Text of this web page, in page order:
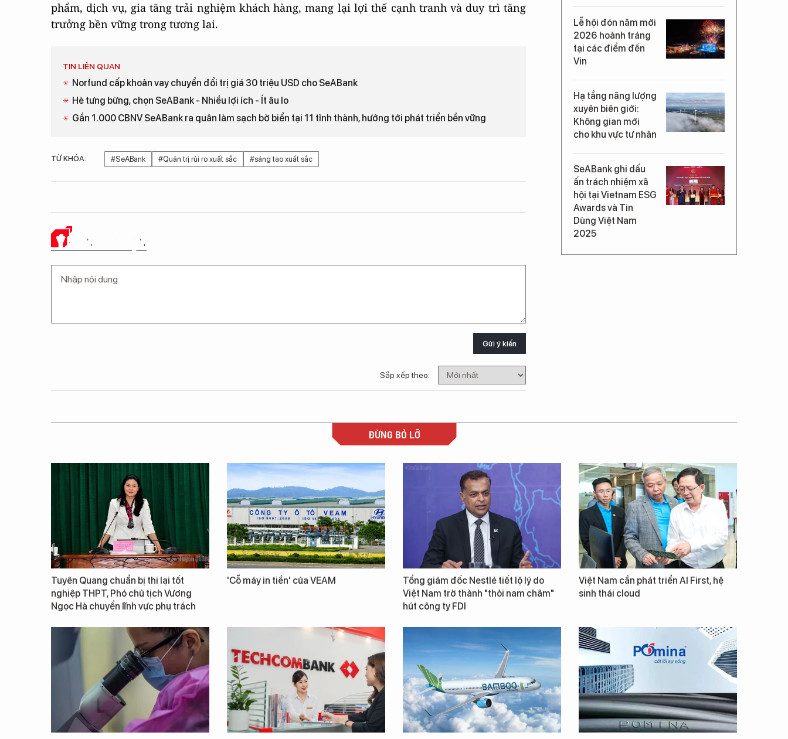
phẩm, dịch vụ, gia tăng trải nghiệm khách hàng, mang lại lợi thế cạnh tranh và duy trì tăng
trưởng bền vững trong tương lai.
TIN LIÊN QUAN
Norfund cấp khoản vay chuyển đổi trị giá 30 triệu USD cho SeABank
Hè tưng bừng, chọn SeABank - Nhiều lợi ích - Ít âu lo
Gần 1.000 CBNV SeABank ra quân làm sạch bờ biển tại 11 tỉnh thành, hướng tới phát triển bền vững
TỪ KHÓA: #SeABank #Quản trị rủi ro xuất sắc #sáng tạo xuất sắc
Ý KIẾN CỦA BẠN
Gửi ý kiến
Sắp xếp theo:
Lễ hội đón năm mới
2026 hoành tráng
tại các điểm đến
Vin
Hạ tầng năng lượng
xuyên biên giới:
Không gian mới
cho khu vực tư nhân
SeABank ghi dấu
ấn trách nhiệm xã
hội tại Vietnam ESG
Awards và Tin
Dùng Việt Nam
2025
ĐỪNG BỎ LỠ
Tuyên Quang chuẩn bị thi lại tốt
nghiệp THPT, Phó chủ tịch Vương
Ngọc Hà chuyển lĩnh vực phụ trách
'Cỗ máy in tiền' của VEAM
Tổng giám đốc Nestlé tiết lộ lý do
Việt Nam trở thành "thỏi nam châm"
hút công ty FDI
Việt Nam cần phát triển AI First, hệ
sinh thái cloud